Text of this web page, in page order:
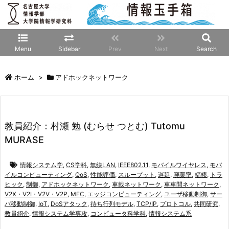
Menu Sidebar Prev Next Search
ホーム > アドホックネットワーク
教員紹介：村瀬 勉 (むらせ つとむ) Tutomu
MURASE
情報システム学, CS学科, 無線LAN, IEEE802.11, モバイルワイヤレス , モバ
イルコンピューティング, QoS,性能評価, スループット , 遅延, 廃棄率, 輻輳, トラ
ヒック , 制御, アドホックネットワーク , 車載ネットワーク , 車車間ネットワーク ,
V2X・V2I・V2V・V2P, MEC, エッジコンピューティング, ユーザ移動制御, サー
バ移動制御, IoT, DoSアタック , 待ち行列モデル, TCP/IP, プロトコル, 共同研究,
教員紹介,情報システム学専攻, コンピュータ科学科,情報システム系